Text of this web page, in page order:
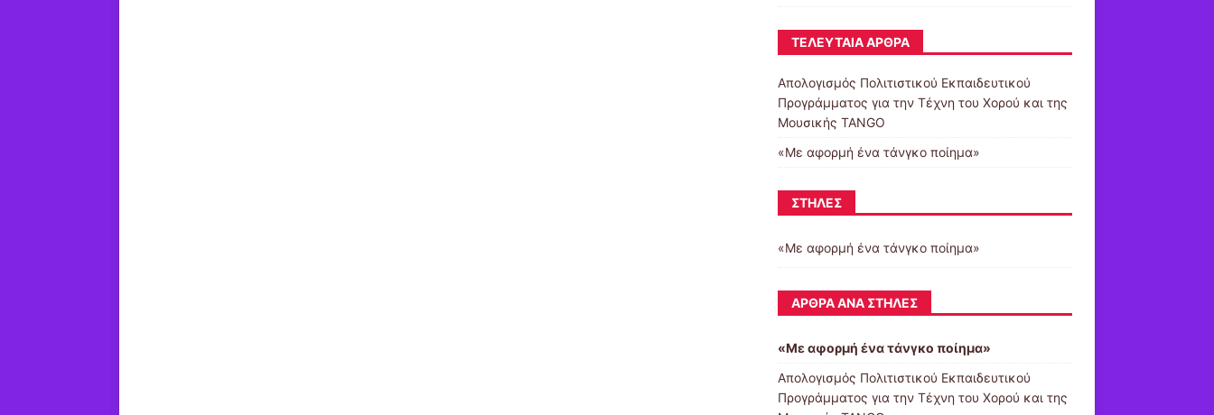
ΤΕΛΕΥΤΑΊΑ ΆΡΘΡΑ
Απολογισμός Πολιτιστικού Εκπαιδευτικού
Προγράμματος για την Τέχνη του Χορού και της
Μουσικής TANGO
«Με αφορμή ένα τάνγκο ποίημα»
ΣΤΉΛΕΣ
«Με αφορμή ένα τάνγκο ποίημα»
ΆΡΘΡΑ ΑΝΆ ΣΤΉΛΕΣ
«Με αφορμή ένα τάνγκο ποίημα»
Απολογισμός Πολιτιστικού Εκπαιδευτικού
Προγράμματος για την Τέχνη του Χορού και της